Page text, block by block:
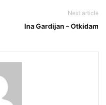
Next article
Ina Gardijan – Otkidam